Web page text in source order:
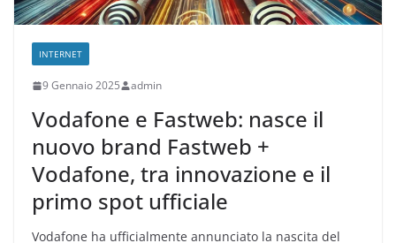
INTERNET
9 Gennaio 2025 admin
Vodafone e Fastweb: nasce il
nuovo brand Fastweb +
Vodafone, tra innovazione e il
primo spot ufficiale
Vodafone ha ufficialmente annunciato la nascita del